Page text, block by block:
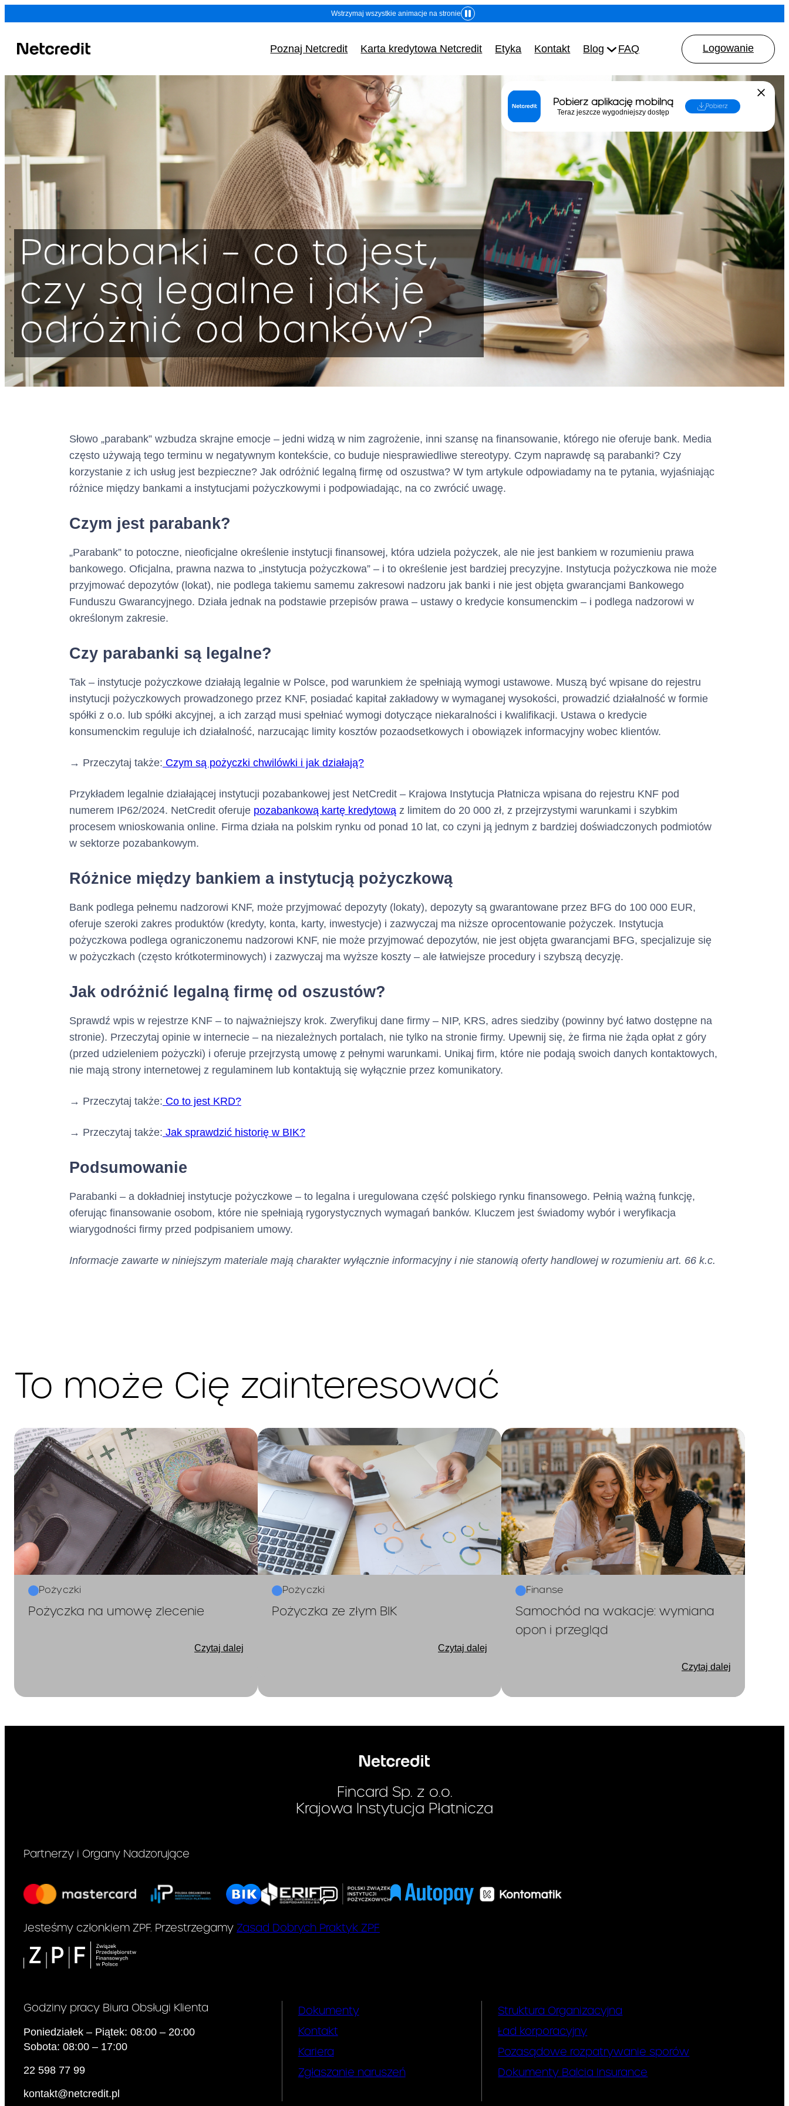
Wstrzymaj wszystkie animacje na stronie
Pobierz aplikację mobilną
Teraz jeszcze wygodniejszy dostęp
Pobierz
Poznaj Netcredit Karta kredytowa Netcredit Etyka Kontakt Blog FAQ Logowanie
Parabanki – co to jest,
czy są legalne i jak je
odróżnić od banków?
Słowo „parabank” wzbudza skrajne emocje – jedni widzą w nim zagrożenie, inni szansę na finansowanie, którego nie oferuje bank. Media
często używają tego terminu w negatywnym kontekście, co buduje niesprawiedliwe stereotypy. Czym naprawdę są parabanki? Czy
korzystanie z ich usług jest bezpieczne? Jak odróżnić legalną firmę od oszustwa? W tym artykule odpowiadamy na te pytania, wyjaśniając
różnice między bankami a instytucjami pożyczkowymi i podpowiadając, na co zwrócić uwagę.
Czym jest parabank?
„Parabank” to potoczne, nieoficjalne określenie instytucji finansowej, która udziela pożyczek, ale nie jest bankiem w rozumieniu prawa
bankowego. Oficjalna, prawna nazwa to „instytucja pożyczkowa” – i to określenie jest bardziej precyzyjne. Instytucja pożyczkowa nie może
przyjmować depozytów (lokat), nie podlega takiemu samemu zakresowi nadzoru jak banki i nie jest objęta gwarancjami Bankowego
Funduszu Gwarancyjnego. Działa jednak na podstawie przepisów prawa – ustawy o kredycie konsumenckim – i podlega nadzorowi w
określonym zakresie.
Czy parabanki są legalne?
Tak – instytucje pożyczkowe działają legalnie w Polsce, pod warunkiem że spełniają wymogi ustawowe. Muszą być wpisane do rejestru
instytucji pożyczkowych prowadzonego przez KNF, posiadać kapitał zakładowy w wymaganej wysokości, prowadzić działalność w formie
spółki z o.o. lub spółki akcyjnej, a ich zarząd musi spełniać wymogi dotyczące niekaralności i kwalifikacji. Ustawa o kredycie
konsumenckim reguluje ich działalność, narzucając limity kosztów pozaodsetkowych i obowiązek informacyjny wobec klientów.
→ Przeczytaj także: Czym są pożyczki chwilówki i jak działają?
Przykładem legalnie działającej instytucji pozabankowej jest NetCredit – Krajowa Instytucja Płatnicza wpisana do rejestru KNF pod
numerem IP62/2024. NetCredit oferuje pozabankową kartę kredytową z limitem do 20 000 zł, z przejrzystymi warunkami i szybkim
procesem wnioskowania online. Firma działa na polskim rynku od ponad 10 lat, co czyni ją jednym z bardziej doświadczonych podmiotów
w sektorze pozabankowym.
Różnice między bankiem a instytucją pożyczkową
Bank podlega pełnemu nadzorowi KNF, może przyjmować depozyty (lokaty), depozyty są gwarantowane przez BFG do 100 000 EUR,
oferuje szeroki zakres produktów (kredyty, konta, karty, inwestycje) i zazwyczaj ma niższe oprocentowanie pożyczek. Instytucja
pożyczkowa podlega ograniczonemu nadzorowi KNF, nie może przyjmować depozytów, nie jest objęta gwarancjami BFG, specjalizuje się
w pożyczkach (często krótkoterminowych) i zazwyczaj ma wyższe koszty – ale łatwiejsze procedury i szybszą decyzję.
Jak odróżnić legalną firmę od oszustów?
Sprawdź wpis w rejestrze KNF – to najważniejszy krok. Zweryfikuj dane firmy – NIP, KRS, adres siedziby (powinny być łatwo dostępne na
stronie). Przeczytaj opinie w internecie – na niezależnych portalach, nie tylko na stronie firmy. Upewnij się, że firma nie żąda opłat z góry
(przed udzieleniem pożyczki) i oferuje przejrzystą umowę z pełnymi warunkami. Unikaj firm, które nie podają swoich danych kontaktowych,
nie mają strony internetowej z regulaminem lub kontaktują się wyłącznie przez komunikatory.
→ Przeczytaj także: Co to jest KRD?
→ Przeczytaj także: Jak sprawdzić historię w BIK?
Podsumowanie
Parabanki – a dokładniej instytucje pożyczkowe – to legalna i uregulowana część polskiego rynku finansowego. Pełnią ważną funkcję,
oferując finansowanie osobom, które nie spełniają rygorystycznych wymagań banków. Kluczem jest świadomy wybór i weryfikacja
wiarygodności firmy przed podpisaniem umowy.
Informacje zawarte w niniejszym materiale mają charakter wyłącznie informacyjny i nie stanowią oferty handlowej w rozumieniu art. 66 k.c.
To może Cię zainteresować
Pożyczki
Pożyczka na umowę zlecenie
Czytaj dalej
Pożyczki
Pożyczka ze złym BIK
Czytaj dalej
Finanse
Samochód na wakacje: wymiana
opon i przegląd
Czytaj dalej
Fincard Sp. z o.o.
Krajowa Instytucja Płatnicza
Partnerzy i Organy Nadzorujące
Jesteśmy członkiem ZPF. Przestrzegamy Zasad Dobrych Praktyk ZPF
Godziny pracy Biura Obsługi Klienta
Poniedziałek – Piątek: 08:00 – 20:00
Sobota: 08:00 – 17:00
22 598 77 99
kontakt@netcredit.pl
Dokumenty
Kontakt
Kariera
Zgłaszanie naruszeń
Struktura Organizacyjna
Ład korporacyjny
Pozasądowe rozpatrywanie sporów
Dokumenty Balcia Insurance